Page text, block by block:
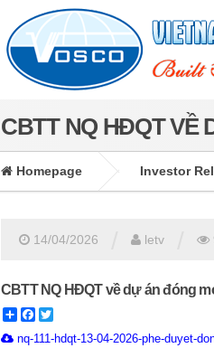
CBTT NQ HĐQT VỀ
Homepage Investor
14/04/2026 letv
CBTT NQ HĐQT về dự án đóng
ShareFacebook
nq-111-hdqt-13-04-2026-phe-duyet-